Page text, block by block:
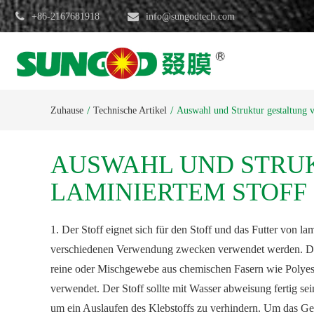
+86-2167681918 info@sungodtech.com
Zuhause Technische Artikel Auswahl und Struktur
AUSWAHL UND
LAMINIERTEM STOFF
1. Der Stoff eignet sich für den Stoff und das Futter von
verschiedenen Verwendung zwecken verwendet werden.
reine oder Mischgewebe aus chemischen Fasern wie
verwendet. Der Stoff sollte mit Wasser abweisung fertig
um ein Auslaufen des Klebstoffs zu verhindern. Um das